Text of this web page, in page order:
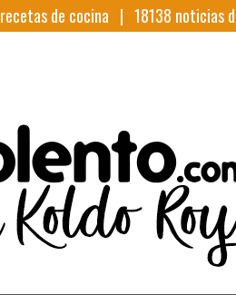
recetas de cocina | 18138 noticias